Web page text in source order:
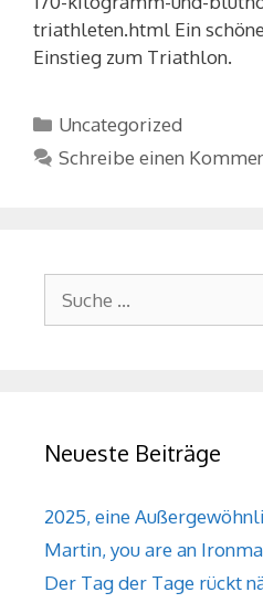
triathleten.html Ein
Einstieg zum Triathlon.
Kategorien
Uncategorized
Schreibe einen
nach:
Neueste Beiträge
2025, eine
Martin, you are an
Der Tag der Tage rückt